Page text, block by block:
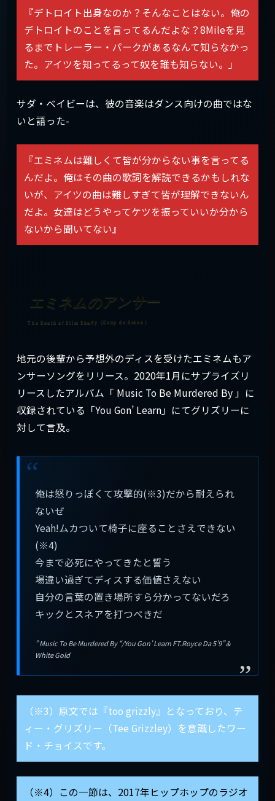
『デトロイト出身なのか？そんなことはない。俺の
デトロイトのことを言ってるんだよな？8Mileを見
るまでトレーラー・パークがあるなんて知らなかっ
た。アイツを知ってるって奴を誰も知らない。」
サダ・ベイビーは、彼の音楽はダンス向けの曲ではな
いと語った-
『エミネムは難しくて皆が分からない事を言ってる
んだよ。俺はその曲の歌詞を解読できるかもしれな
いが、アイツの曲は難しすぎて皆が理解できないん
だよ。女達はどうやってケツを振っていいか分から
ないから聞いてない』
エミネムのアンサー
地元の後輩から予想外のディスを受けたエミネムもア
ンサーソングをリリース。2020年1月にサプライズリ
リースしたアルバム「 Music To Be Murdered By 」に
収録されている「You Gon’ Learn」にてグリズリーに
対して言及。
俺は怒りっぽくて攻撃的(※3)だから耐えられ
ないぜ
Yeah!ムカついて椅子に座ることさえできない
(※4)
今まで必死にやってきたと誓う
場違い過ぎてディスする価値さえない
自分の言葉の置き場所すら分かってないだろ
キックとスネアを打つべきだ
” Music To Be Murdered By “/You Gon’ Learn FT.Royce Da 5’9” &
White Gold
（※3）原文では『too grizzly』となっており、テ
ィー・グリズリー（Tee Grizzley）を意識したワー
ド・チョイスです。
（※4）この一節は、2017年ヒップホップのラジオ